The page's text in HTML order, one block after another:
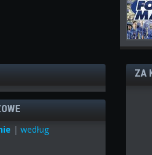
|według
ZA